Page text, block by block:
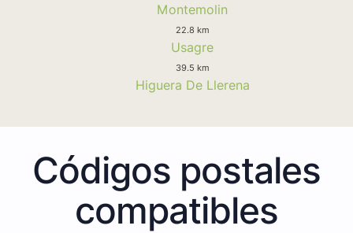
Montemolin
22.8 km
Usagre
39.5 km
Higuera De Llerena
Códigos postales
compatibles